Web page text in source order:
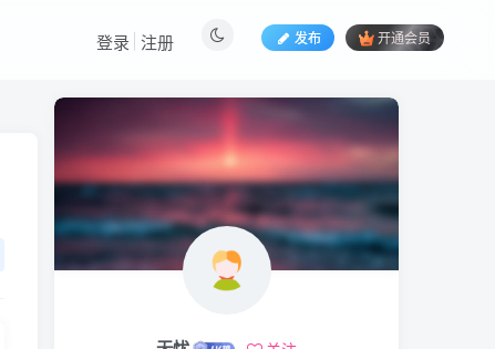
发布 开通会员
登录 注册
视频号暴力变现玩法，感
人瞬间绘画赛道，手机电脑
均可
23天前 ￥ 5.9 58
（19404期）2026闲鱼
电商高需求卖法，长期稳定